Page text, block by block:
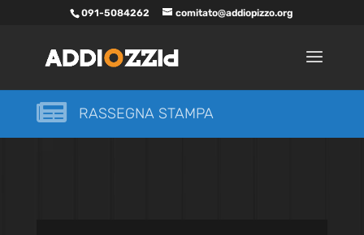
091-5084262 comitato@addiopizzo.org
 RASSEGNA STAMPA